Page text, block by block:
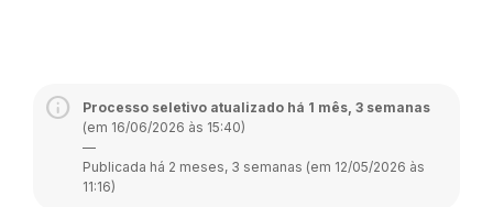
Processo seletivo atualizado há 1 mês, 3 semanas
(em 16/06/2026 às 15:40)
—
Publicada há 2 meses, 3 semanas (em 12/05/2026 às
11:16)